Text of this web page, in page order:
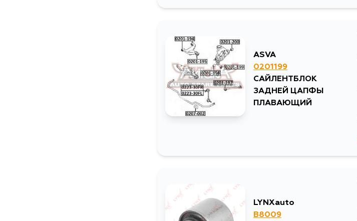
ASVA
0201199
САЙЛЕНТБЛОК
ЗАДНЕЙ ЦАПФЫ
ПЛАВАЮЩИЙ
LYNXauto
B8009